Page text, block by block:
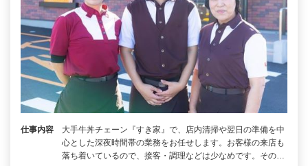
仕事内容
大手牛丼チェーン『すき家』で、店内清掃や翌日の準備を中
心とした深夜時間帯の業務をお任せします。お客様の来店も
落ち着いているので、接客・調理などは少なめです。その…